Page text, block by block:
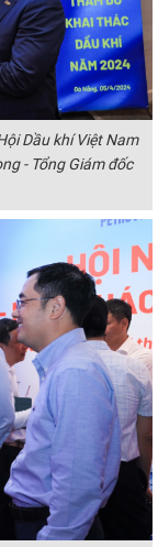
Dầu khí Việt Nam
- Tổng Giám đốc